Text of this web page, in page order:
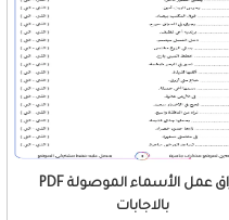
أوراق عمل الأسماء الموصولة PDF
بالاجابات